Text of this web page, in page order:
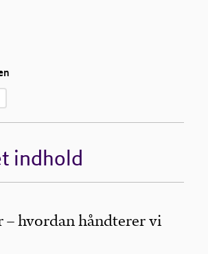
indhold
hvordan håndterer vi